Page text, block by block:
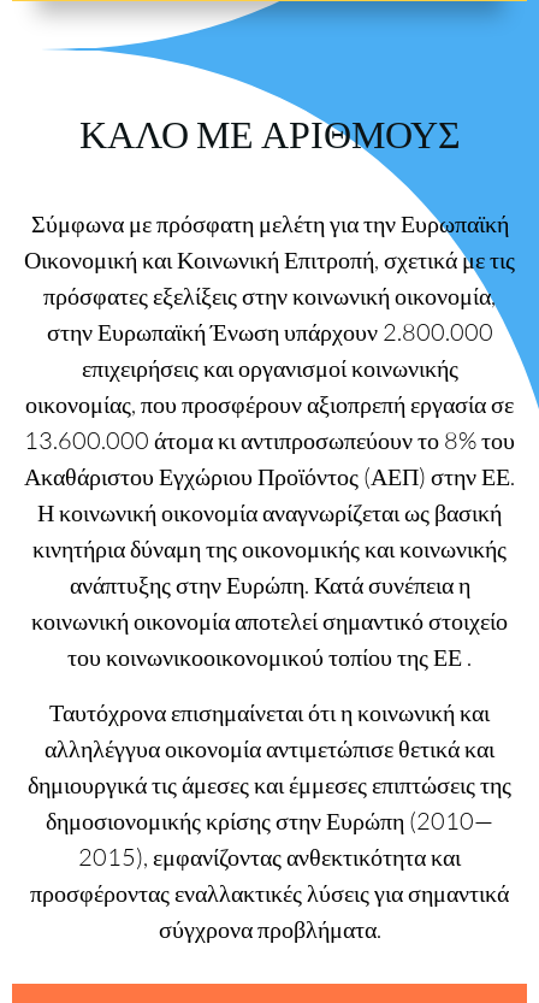
ΚΑΛΟ ΜΕ ΑΡΙΘΜΟΥΣ
Σύμφωνα με πρόσφατη μελέτη για την Ευρωπαϊκή
Οικονομική και Κοινωνική Επιτροπή, σχετικά με τις
πρόσφατες εξελίξεις στην κοινωνική οικονομία,
στην Ευρωπαϊκή Ένωση υπάρχουν 2.800.000
επιχειρήσεις και οργανισμοί κοινωνικής
οικονομίας, που προσφέρουν αξιοπρεπή εργασία σε
13.600.000 άτομα κι αντιπροσωπεύουν το 8% του
Ακαθάριστου Εγχώριου Προϊόντος (ΑΕΠ) στην ΕΕ.
Η κοινωνική οικονομία αναγνωρίζεται ως βασική
κινητήρια δύναμη της οικονομικής και κοινωνικής
ανάπτυξης στην Ευρώπη. Κατά συνέπεια η
κοινωνική οικονομία αποτελεί σημαντικό στοιχείο
του κοινωνικοοικονομικού τοπίου της ΕΕ .
Ταυτόχρονα επισημαίνεται ότι η κοινωνική και
αλληλέγγυα οικονομία αντιμετώπισε θετικά και
δημιουργικά τις άμεσες και έμμεσες επιπτώσεις της
δημοσιονομικής κρίσης στην Ευρώπη (2010—
2015), εμφανίζοντας ανθεκτικότητα και
προσφέροντας εναλλακτικές λύσεις για σημαντικά
σύγχρονα προβλήματα.